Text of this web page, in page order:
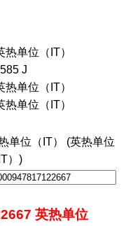
单位（IT）
J
单位（IT）
单位（IT）
单位（IT） (英热单位
）)
英热单位